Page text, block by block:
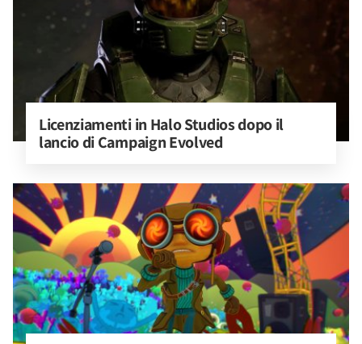
Licenziamenti in Halo Studios dopo il
lancio di Campaign Evolved